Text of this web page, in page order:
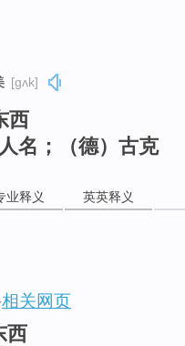
[ɡʌk]
西
名；（德）古克
业释义 英英释义
相关网页
西